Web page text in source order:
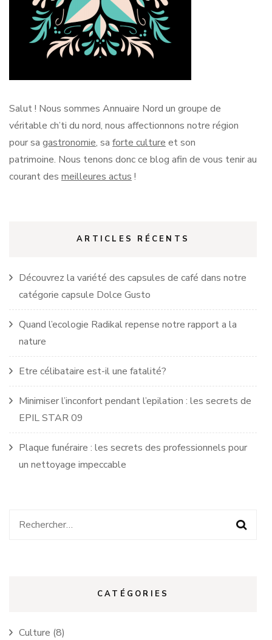
Salut ! Nous sommes Annuaire Nord un groupe de
véritable ch’ti du nord, nous affectionnons notre région
pour sa gastronomie, sa forte culture et son
patrimoine. Nous tenons donc ce blog afin de vous tenir au
courant des meilleures actus !
ARTICLES RÉCENTS
Découvrez la variété des capsules de café dans notre
catégorie capsule Dolce Gusto
Quand l’ecologie Radikal repense notre rapport a la
nature
Etre célibataire est-il une fatalité?
Minimiser l’inconfort pendant l’epilation : les secrets de
EPIL STAR 09
Plaque funéraire : les secrets des professionnels pour
un nettoyage impeccable
Rechercher :
CATÉGORIES
Culture (8)